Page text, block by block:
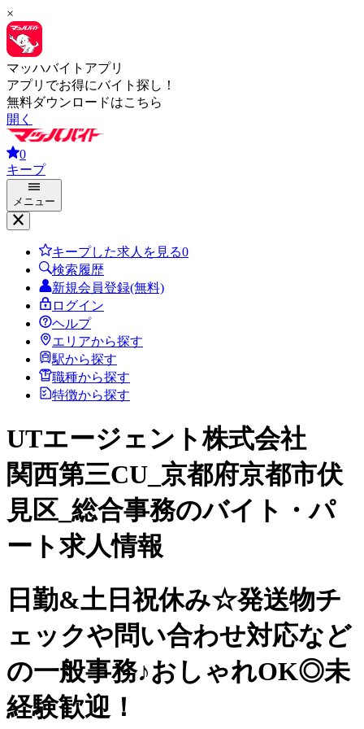
×
マッハバイトアプリ
アプリでお得にバイト探し！
無料ダウンロードはこちら
開く
0
キープ
メニュー
キープした求人を見る0
検索履歴
新規会員登録(無料)
ログイン
ヘルプ
エリアから探す
駅から探す
職種から探す
特徴から探す
UTエージェント株式会社
関西第三CU_京都府京都市伏
見区_総合事務のバイト・パ
ート求人情報
日勤&土日祝休み☆発送物チ
ェックや問い合わせ対応など
の一般事務♪おしゃれOK◎未
経験歓迎！